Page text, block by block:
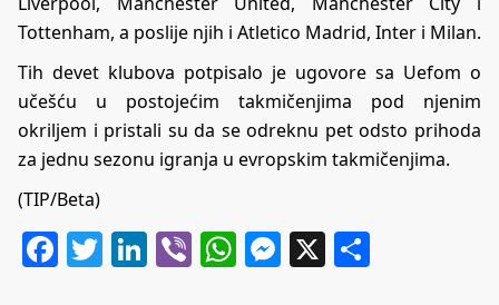
Tottenham, a poslije njih i Atletico Madrid, Inter i Milan.
Tih devet klubova potpisalo je ugovore sa Uefom o
učešću u postojećim takmičenjima pod njenim
okriljem i pristali su da se odreknu pet odsto prihoda
za jednu sezonu igranja u evropskim takmičenjima.
(TIP/Beta)
Facebook
Twitter
LinkedIn
ViberWhatsApp
Messenger
X